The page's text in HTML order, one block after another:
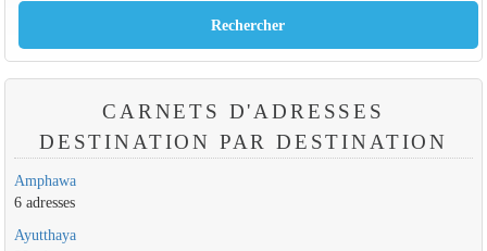
CARNETS D'ADRESSES
DESTINATION PAR DESTINATION
Amphawa
6 adresses
Ayutthaya